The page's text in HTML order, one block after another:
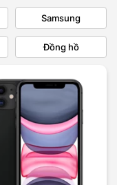
Samsung
Đồng hồ